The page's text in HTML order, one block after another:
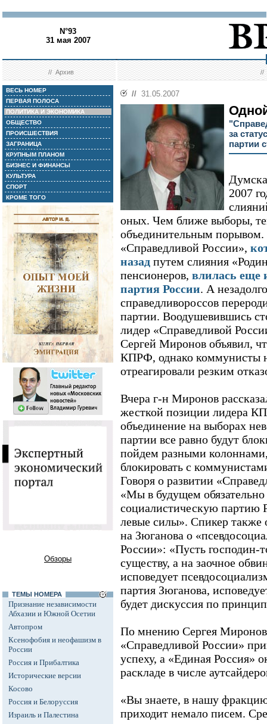
N°93
31 мая 2007
//Архив //
ВЕСЬ НОМЕР
ПЕРВАЯ ПОЛОСА
ПОЛИТИКА И ЭКОНОМИКА
ОБЩЕСТВО
ПРОИСШЕСТВИЯ
ЗАГРАНИЦА
КРУПНЫМ ПЛАНОМ
БИЗНЕС И ФИНАНСЫ
КУЛЬТУРА
СПОРТ
КРОМЕ ТОГО
Обзоры
ТЕМЫ НОМЕРА
Признание независимости
Абхазии и Южной Осетии
Автопром
Ксенофобия и неофашизм в
России
Россия и Прибалтика
Исторические версии
Косово
Россия и Белоруссия
Израиль и Палестина
// 31.05.2007
за
партии
2007
оных. Чем ближе выборы,
объединительным
«Справедливой России»,
назад путем слияния
пенсионеров, влилась еще
партия России. А
справедливороссов
партии. Воодушевившись
лидер «Справедливой
Сергей Миронов объявил,
КПРФ, однако коммунисты
отреагировали резким
Вчера г-н Миронов
жесткой позиции лидера
объединение на выборах
партии все равно будут
пойдем разными
блокировать с
Говоря о развитии
«Мы в будущем
социалистическую партию
левые силы». Спикер также
на Зюганова о
России»: «Пусть господин-
существу, а на заочное
исповедует
партия Зюганова,
будет дискуссия по
По мнению Сергея
«Справедливой России»
успеху, а «Единая Россия»
раскладе в числе
«Вы знаете, в нашу
приходит немало писем.